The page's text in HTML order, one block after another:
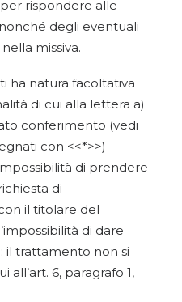
rispondere alle
degli eventuali
missiva.
ha natura facoltativa
di cui alla lettera a)
conferimento (vedi
con <<*>>)
di prendere
di
il titolare del
di dare
il trattamento non si
all’art. 6, paragrafo 1,